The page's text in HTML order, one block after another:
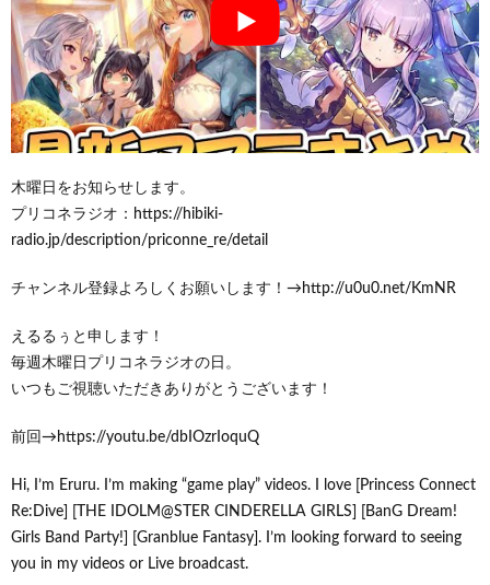
木曜日をお知らせします。
プリコネラジオ：https://hibiki-
radio.jp/description/priconne_re/detail
チャンネル登録よろしくお願いします！→http://u0u0.net/KmNR
えるるぅと申します！
毎週木曜日プリコネラジオの日。
いつもご視聴いただきありがとうございます！
前回→https://youtu.be/dbIOzrIoquQ
Hi, I’m Eruru. I’m making “game play” videos. I love [Princess Connect
Re:Dive] [THE IDOLM@STER CINDERELLA GIRLS] [BanG Dream!
Girls Band Party!] [Granblue Fantasy]. I’m looking forward to seeing
you in my videos or Live broadcast.